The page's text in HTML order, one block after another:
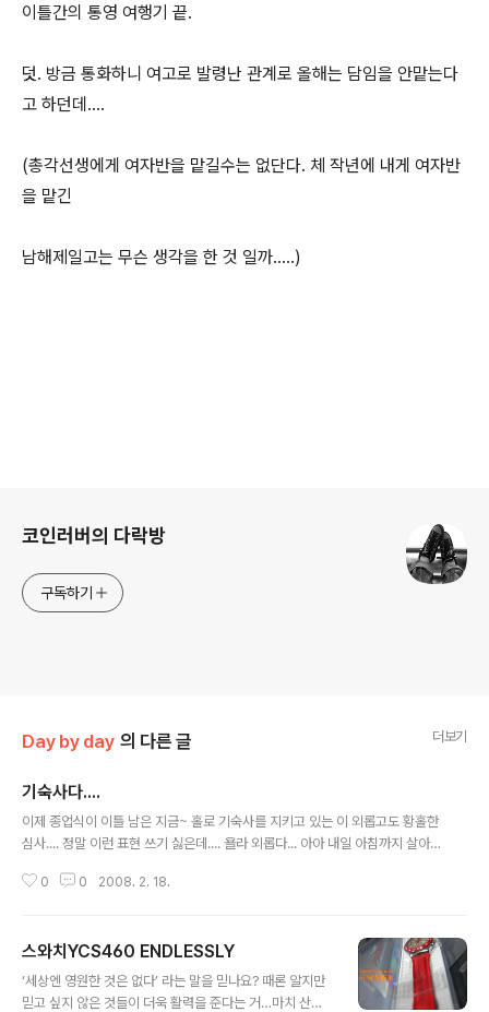
이틀간의 통영 여행기 끝.
덧. 방금 통화하니 여고로 발령난 관계로 올해는 담임을 안맡는다
고 하던데....
(총각선생에게 여자반을 맡길수는 없단다. 체 작년에 내게 여자반
을 맡긴
남해제일고는 무슨 생각을 한 것 일까.....)
코인러버의 다락방
구독하기
Day by day 의 다른 글 더보기
기숙사다....
이제 종업식이 이틀 남은 지금~ 홀로 기숙사를 지키고 있는 이 외롭고도 황홀한
심사.... 정말 이런 표현 쓰기 싫은데.... 욜라 외롭다... 아아 내일 아침까지 살아
0 0 2008. 2. 18.
스와치YCS460 ENDLESSLY
‘세상엔 영원한 것은 없다’ 라는 말을 믿나요? 때론 알지만
믿고 싶지 않은 것들이 더욱 활력을 준다는 거…마치 산타